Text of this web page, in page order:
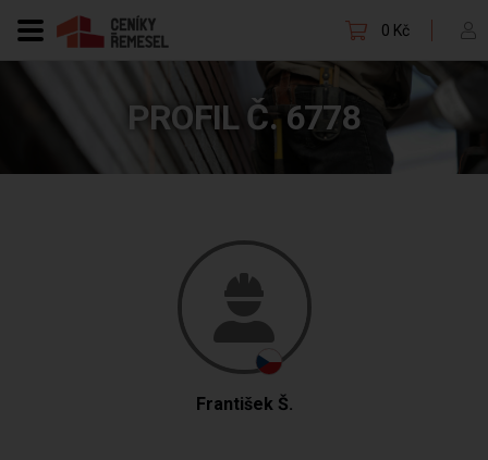
0 Kč
PROFIL Č. 6778
František Š.